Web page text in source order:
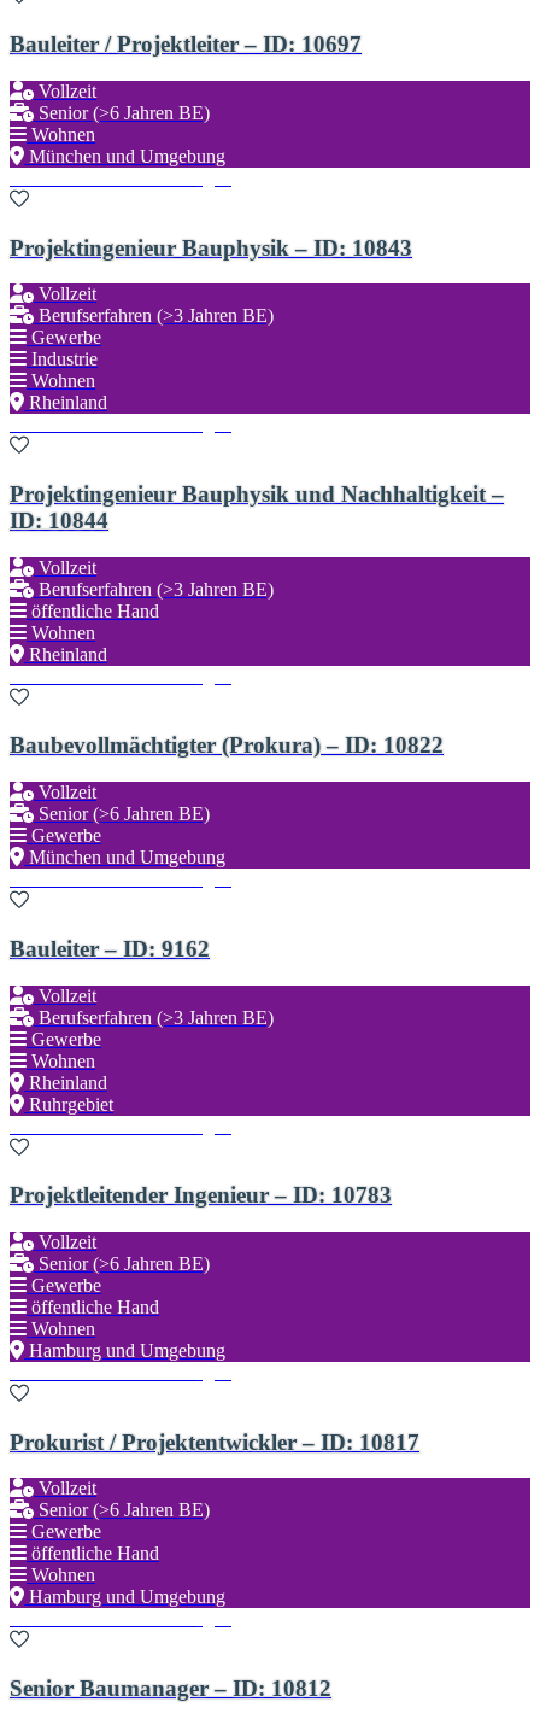
Bauleiter / Projektleiter – ID: 10697
Vollzeit
Senior (>6 Jahren BE)
Wohnen
München und Umgebung
Projektingenieur Bauphysik – ID: 10843
Vollzeit
Berufserfahren (>3 Jahren BE)
Gewerbe
Industrie
Wohnen
Rheinland
Projektingenieur Bauphysik und Nachhaltigkeit –
ID: 10844
Vollzeit
Berufserfahren (>3 Jahren BE)
öffentliche Hand
Wohnen
Rheinland
Baubevollmächtigter (Prokura) – ID: 10822
Vollzeit
Senior (>6 Jahren BE)
Gewerbe
München und Umgebung
Bauleiter – ID: 9162
Vollzeit
Berufserfahren (>3 Jahren BE)
Gewerbe
Wohnen
Rheinland
Ruhrgebiet
Projektleitender Ingenieur – ID: 10783
Vollzeit
Senior (>6 Jahren BE)
Gewerbe
öffentliche Hand
Wohnen
Hamburg und Umgebung
Prokurist / Projektentwickler – ID: 10817
Vollzeit
Senior (>6 Jahren BE)
Gewerbe
öffentliche Hand
Wohnen
Hamburg und Umgebung
Senior Baumanager – ID: 10812